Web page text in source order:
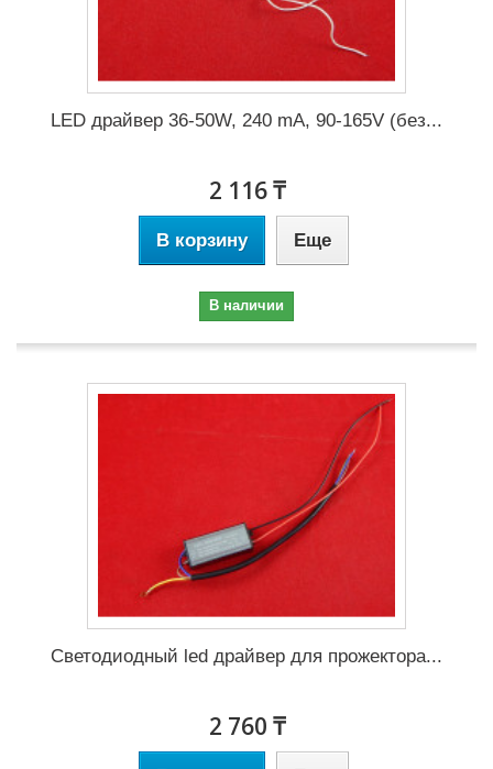
LED драйвер 36-50W, 240 mA, 90-165V (без...
2 116 ₸
В корзину Еще
В наличии
Светодиодный led драйвер для прожектора...
2 760 ₸